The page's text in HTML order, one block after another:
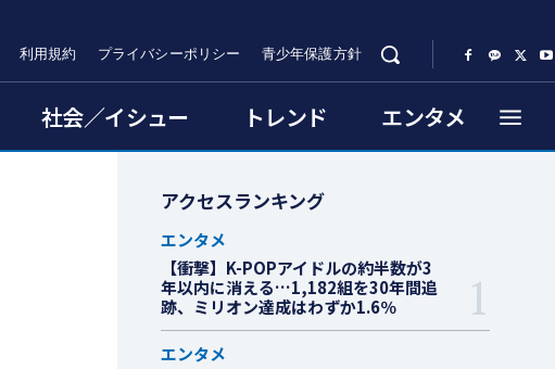
利用規約 プライバシーポリシー 青少年保護方針
社会／イシュー トレンド エンタメ
アクセスランキング
エンタメ
【衝撃】K-POPアイドルの約半数が3
年以内に消える…1,182組を30年間追
跡、ミリオン達成はわずか1.6％
エンタメ